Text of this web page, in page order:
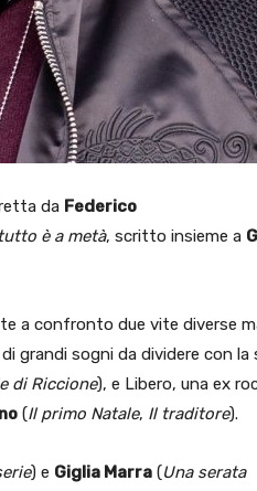
da Federico
è a metà, scritto insieme a
a confronto due vite diverse
grandi sogni da dividere con la
di Riccione), e Libero, una ex
(Il primo Natale, Il traditore).
) e Giglia Marra (Una serata